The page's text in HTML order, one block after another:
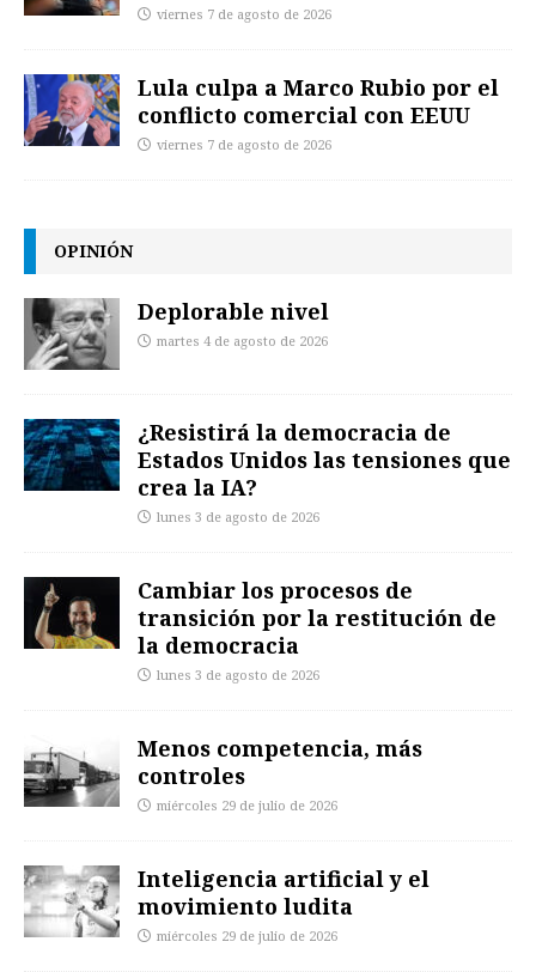
viernes 7 de agosto de 2026
Lula culpa a Marco Rubio por el
conflicto comercial con EEUU
viernes 7 de agosto de 2026
OPINIÓN
Deplorable nivel
martes 4 de agosto de 2026
¿Resistirá la democracia de
Estados Unidos las tensiones que
crea la IA?
lunes 3 de agosto de 2026
Cambiar los procesos de
transición por la restitución de
la democracia
lunes 3 de agosto de 2026
Menos competencia, más
controles
miércoles 29 de julio de 2026
Inteligencia artificial y el
movimiento ludita
miércoles 29 de julio de 2026